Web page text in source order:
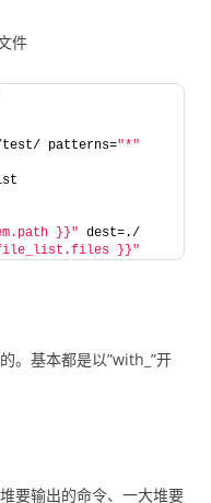
件
patterns=
"*"
}}" dest=./
}}"
。基本都是以”with_”开
要输出的命令、一大堆要